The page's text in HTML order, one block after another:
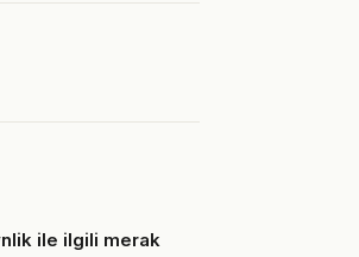
ile ilgili merak